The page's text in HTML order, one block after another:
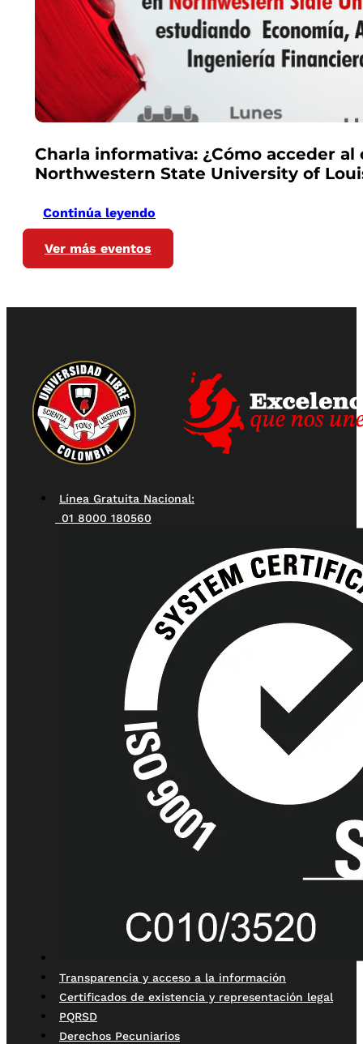
Charla informativa: ¿Cómo acceder
Northwestern State University of
Continúa leyendo
Ver más eventos
Línea Gratuita Nacional:
01 8000 180560
Transparencia y acceso a la información
Certificados de existencia y representación legal
PQRSD
Derechos Pecuniarios